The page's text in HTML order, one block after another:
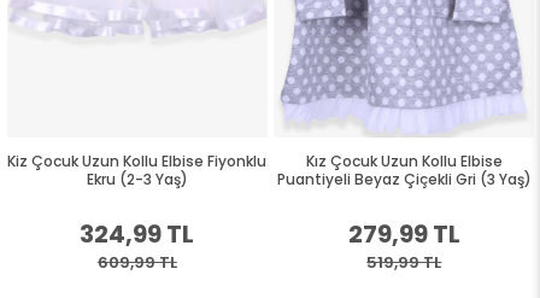
Kiz Çocuk Uzun Kollu Elbise Fiyonklu
Ekru (2-3 Yaş)
324,99 TL
609,99 TL
Kız Çocuk Uzun Kollu Elbise
Puantiyeli Beyaz Çiçekli Gri (3 Yaş)
279,99 TL
519,99 TL